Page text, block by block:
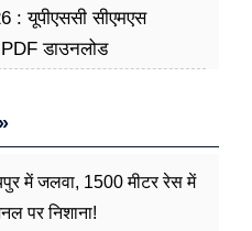
यूपीएससी सीएमएस
डाउनलोड
में जलवा, 1500 मीटर रेस में
पर निशाना!